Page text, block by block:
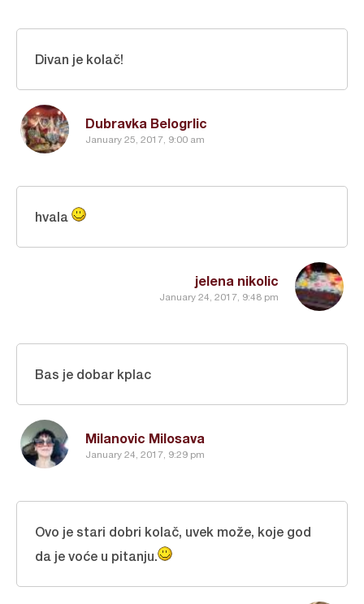
Dubravka Belogrlic
January 25, 2017, 9:00 am
Divan je kolač!
jelena nikolic
January 24, 2017, 9:48 pm
hvala
Milanovic Milosava
January 24, 2017, 9:29 pm
Bas je dobar kplac
Ovo je stari dobri kolač, uvek može, koje god
da je voće u pitanju.